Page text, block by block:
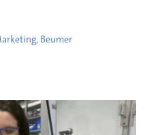
Beumer